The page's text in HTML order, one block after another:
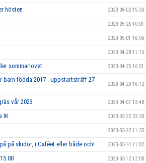
hösten 2023-08-02 15:33
2023-05-26 10:01
2023-05-01 16:06
2023-04-28 11:15
sommarlovet 2023-04-25 16:51
barn födda 2017 - uppstartsträff 27
2023-04-20 16:12
vår 2023 2023-04-07 13:48
IK 2023-03-22 22:20
2023-03-22 11:35
på skidor, i Caféet eller både och! 2023-03-14 11:02
2023-03-12 12:00